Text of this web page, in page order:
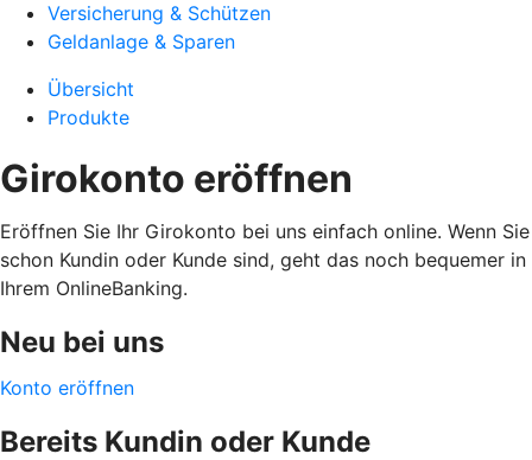
Versicherung & Schützen
Geldanlage & Sparen
Übersicht
Produkte
Girokonto eröffnen
Eröffnen Sie Ihr Girokonto bei uns einfach online. Wenn Sie
schon Kundin oder Kunde sind, geht das noch bequemer in
Ihrem OnlineBanking.
Neu bei uns
Konto eröffnen
Bereits Kundin oder Kunde